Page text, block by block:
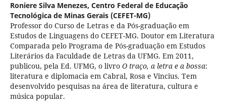
Roniere Silva Menezes, Centro Federal de Educação
Tecnológica de Minas Gerais (CEFET-MG)
Professor do Curso de Letras e da Pós-graduação em
Estudos de Linguagens do CEFET-MG. Doutor em Literatura
Comparada pelo Programa de Pós-graduação em Estudos
Literários da Faculdade de Letras da UFMG. Em 2011,
publicou, pela Ed. UFMG, o livro O traço, a letra e a bossa:
literatura e diplomacia em Cabral, Rosa e Vincius. Tem
desenvolvido pesquisas na área de literatura, cultura e
música popular.